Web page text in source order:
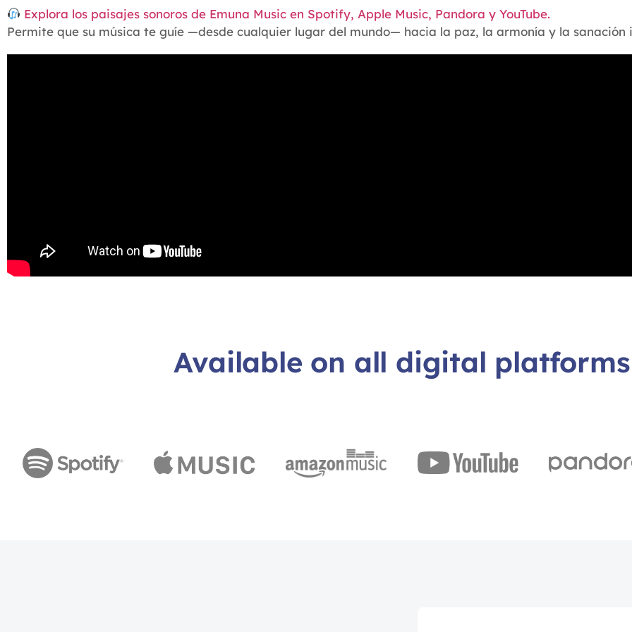
Explora los paisajes sonoros de Emuna Music en Spotify, Apple Music, Pandora y YouTube.
Permite que su música te guíe —desde cualquier lugar del mundo— hacia la paz, la armonía y la sanación
Available on all digital platforms